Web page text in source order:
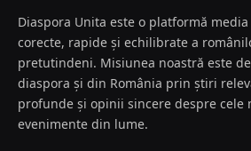
Diaspora Unita este o platformă
corecte, rapide și echilibrate a
pretutindeni. Misiunea noastră este
diaspora și din România prin știri
profunde și opinii sincere despre cele
evenimente din lume.